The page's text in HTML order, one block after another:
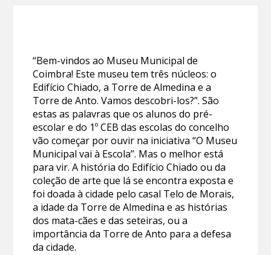
“Bem-vindos ao Museu Municipal de
Coimbra! Este museu tem três núcleos: o
Edifício Chiado, a Torre de Almedina e a
Torre de Anto. Vamos descobri-los?”. São
estas as palavras que os alunos do pré-
escolar e do 1º CEB das escolas do concelho
vão começar por ouvir na iniciativa “O Museu
Municipal vai à Escola”. Mas o melhor está
para vir. A história do Edifício Chiado ou da
coleção de arte que lá se encontra exposta e
foi doada à cidade pelo casal Telo de Morais,
a idade da Torre de Almedina e as histórias
dos mata-cães e das seteiras, ou a
importância da Torre de Anto para a defesa
da cidade.